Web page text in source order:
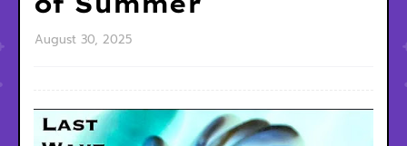
August 30, 2025